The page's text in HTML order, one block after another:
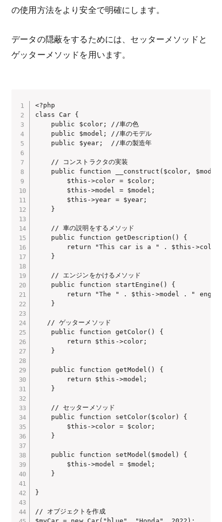
の使用方法をより安全で明確にします。
データの隠蔽をするためには、セッターメソッドと
ゲッターメソッドを用います。
<?php
class Car {
    public $color; //車の色
    public $model; //車のモデル
    public $year;  //車の製造年
    // コンストラクタの実装
public function __construct($color,
        $this->color = $color;
        $this->model = $model;
        $this->year = $year;
    }
    // 車の説明をするメソッド
    public function getDescription() {
return "This car is a " . $this-
    }
    // エンジンをかけるメソッド
    public function startEngine() {
return "The " . $this->model . "
    }
   // ゲッターメソッド
    public function getColor() {
        return $this->color;
    }
    public function getModel() {
        return $this->model;
    }
    // セッターメソッド
    public function setColor($color) {
        $this->color = $color;
    }
    public function setModel($model) {
        $this->model = $model;
    }
}
// オブジェクトを作成